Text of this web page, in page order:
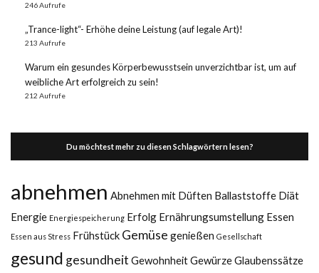
246 Aufrufe
„Trance-light“- Erhöhe deine Leistung (auf legale Art)!
213 Aufrufe
Warum ein gesundes Körperbewusstsein unverzichtbar ist, um auf
weibliche Art erfolgreich zu sein!
212 Aufrufe
Du möchtest mehr zu diesen Schlagwörtern lesen?
abnehmen Abnehmen mit Düften Ballaststoffe Diät
Energie Energiespeicherung Erfolg Ernährungsumstellung Essen
Essen aus Stress Frühstück Gemüse genießen Gesellschaft
gesund gesundheit GewohnheitGewürzeGlaubenssätze